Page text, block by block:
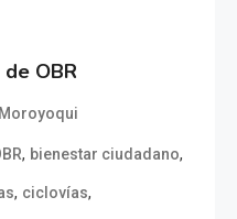
OBR
, bienestar ciudadano,
, ciclovías,